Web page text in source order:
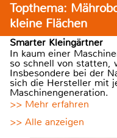
Topthema:
kleine Flächen
Smarter Kleingärtner
In kaum einer
so schnell von statten,
Insbesondere bei der
sich die Hersteller mit
Maschinengeneration.
>> Mehr erfahren
>> Alle anzeigen